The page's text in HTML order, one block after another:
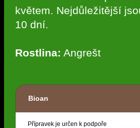
květem. Nejdůležitější
10 dní.
Rostlina: Angrešt
Bioan
Přípravek je určen k podpoře